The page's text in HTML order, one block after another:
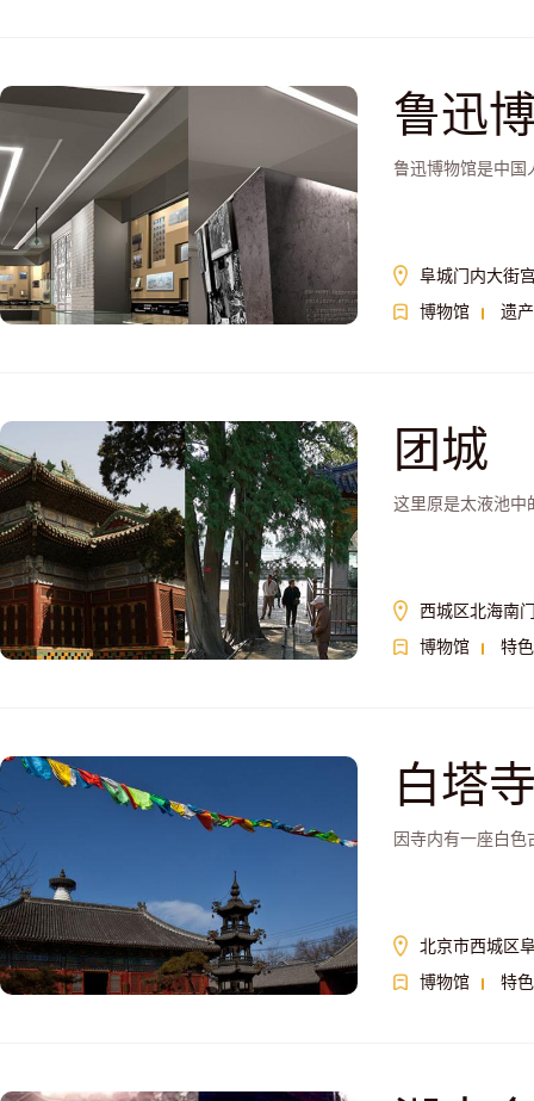
鲁迅
鲁迅博物馆是中国
阜城门内大街
博物馆
遗
团城
这里原是太液池中
西城区北海南
博物馆
特
白塔
因寺内有一座白
北京市西城区
博物馆
特